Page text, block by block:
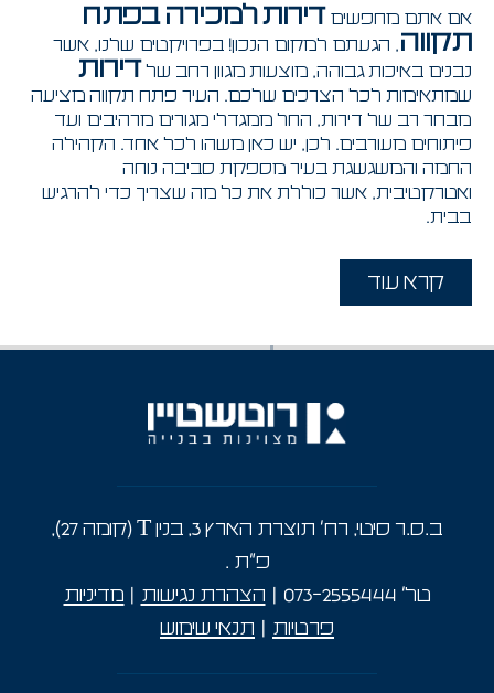
אם אתם מחפשים דירות למכירה בפתח
תקווה, הגעתם למקום הנכון! בפרויקטים שלנו, אשר
נבנים באיכות גבוהה, מוצעות מגוון רחב של דירות
שמתאימות לכל הצרכים שלכם. העיר פתח תקווה מציעה
מבחר רב של דירות, החל ממגדלי מגורים מרהיבים ועד
פיתוחים מעורבים. לכן, יש כאן משהו לכל אחד. הקהילה
החמה והמשגשגת בעיר מספקת סביבה נוחה
ואטרקטיבית, אשר כוללת את כל מה שצריך כדי להרגיש
בבית.
המגוון הרחב של דירות למכירה בפתח תקווה
מה שמתאים לו. בין אם אתם מחפשיםדירות גן
, השכונות השונות בעיר מציעות חוויות מגורים
ייחודיות. כל דירה נבנית תוך חשיבה על איכות החיים של
עמידות ואורך חיים גבוה לדירות.
העיר פתח תקווה: היסטוריה ותרבות
פתח תקווה ידועה בכינוי "אם המושבות". העיר מתפתחת
במהירות רבה ומביאה חידושים רבים לתחומים שונים. היא
קרא עוד
ב.ס.ר סיטי, רח' תוצרת הארץ 3, בנין T (קומה 27),
פ"ת .
טל’ 073-2555444 הצהרת נגישות
מדיניות
פרטיות
תנאי שימוש